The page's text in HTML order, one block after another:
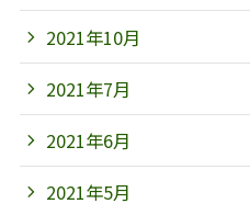
2021年10月
2021年7月
2021年6月
2021年5月